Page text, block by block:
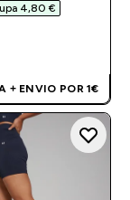
4,80 €‎
+ ENVIO POR 1€